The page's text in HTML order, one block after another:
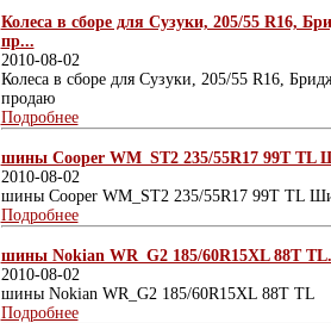
Колеса в сборе для Сузуки, 205/55 R16,
пр...
2010-08-02
Колеса в сборе для Сузуки, 205/55 R16,
продаю
Подробнее
шины Cooper WM_ST2 235/55R17 99T TL
2010-08-02
шины Cooper WM_ST2 235/55R17 99T TL
Подробнее
шины Nokian WR_G2 185/60R15XL 88T
2010-08-02
шины Nokian WR_G2 185/60R15XL 88T TL
Подробнее